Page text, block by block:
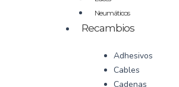
Neumáticos
Recambios
Adhesivos
Cables
Cadenas